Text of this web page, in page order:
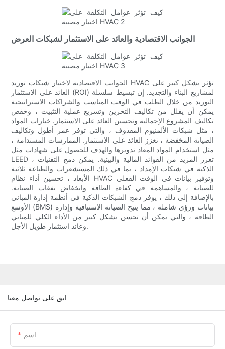
الجوانب الاقتصادية والعائد على الاستثمار لشبكات العرض
الجوانب الاقتصادية لاختيار شبكات توريد HVAC تؤثر بشكل كبير على
العائد على الاستثمار (ROI) لمشاريع البناء والتجديد. إن تبسيط سلسلة
التوريد من خلال الطلب في الوقت المناسب والشراكات الاستراتيجية
يمكن أن يقلل من تكاليف التخزين وتسريع عملية التثبيت ، وخفض
تكاليف المشروع الإجمالية وتحسين العائد على الاستثمار. خيارات المواد
، مثل شبكات الألمنيوم المقذوف ، والتي توفر عمر أطول وتكاليف
الصيانة المخفضة ، تعزز العائد على الاستثمار. الممارسات المستدامة ،
مثل استخدام المواد المعاد تدويرها والهدف للحصول على شهادات مثل
LEED ، تعزز المزيد من الفوائد المالية والبيئية. يمكن دمج التقنيات
الذكية في شبكات الإمداد ، بما في ذلك المستشعرات والطباعة ثلاثية
الأبعاد ، تحسين أداء نظام HVAC وتوفير بيانات في الوقت الفعلي
للصيانة ، والمساهمة في كفاءة الطاقة وانخفاض نفقات الصيانة.
بالإضافة إلى ذلك ، يوفر دمج الشبكات الذكية في أنظمة إدارة المباني
الأوسع (BMS) بيانات ورؤى شاملة ، مما يتيح الصيانة الاستباقية وإدارة
الطاقة ، والتي يمكن أن تحسن بشكل كبير من الأداء الكلي للمباني
وعائد استثمار طويل الأجل.
ابق على تواصل معنا
اسم